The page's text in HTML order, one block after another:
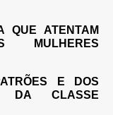
QUE ATENTAM
E DOS
DA CLASSE